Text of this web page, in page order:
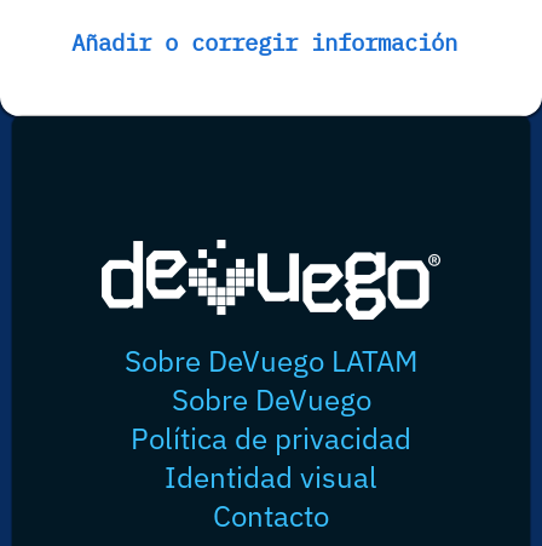
Añadir o corregir información
Sobre DeVuego LATAM
Sobre DeVuego
Política de privacidad
Identidad visual
Contacto